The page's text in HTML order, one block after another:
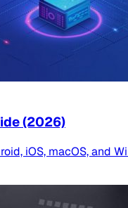
(2026)
iOS, macOS,